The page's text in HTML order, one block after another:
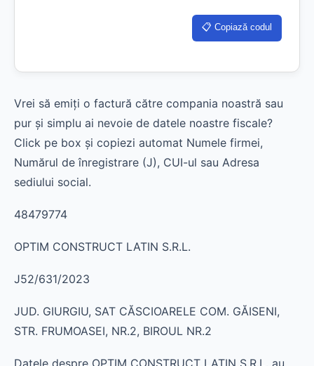
📋 Copiază codul
Vrei să emiți o factură către compania noastră sau
pur și simplu ai nevoie de datele noastre fiscale?
Click pe box și copiezi automat Numele firmei,
Numărul de înregistrare (J), CUI-ul sau Adresa
sediului social.
48479774
OPTIM CONSTRUCT LATIN S.R.L.
J52/631/2023
JUD. GIURGIU, SAT CĂSCIOARELE COM. GĂISENI,
STR. FRUMOASEI, NR.2, BIROUL NR.2
Datele despre OPTIM CONSTRUCT LATIN S.R.L. au